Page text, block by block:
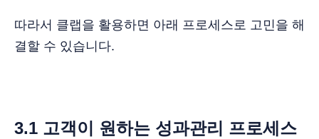
따라서 클랩을 활용하면 아래 프로세스로 고민을 해
결할 수 있습니다.
3.1 고객이 원하는 성과관리 프로세스